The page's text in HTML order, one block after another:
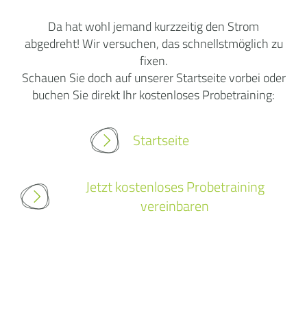
Da hat wohl jemand kurzzeitig den Strom
abgedreht! Wir versuchen, das schnellstmöglich zu
fixen.
Schauen Sie doch auf unserer Startseite vorbei oder
buchen Sie direkt Ihr kostenloses Probetraining:
Startseite
Jetzt kostenloses Probetraining
vereinbaren